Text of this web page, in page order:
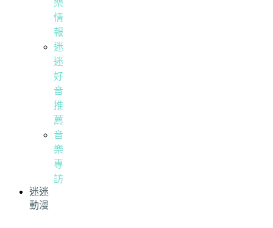
樂
情
報
迷
迷
好
音
推
薦
音
樂
專
訪
迷迷
動漫